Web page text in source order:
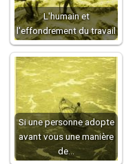
L'humain et
l'effondrement du travail
Si une personne adopte
avant vous une manière
de…